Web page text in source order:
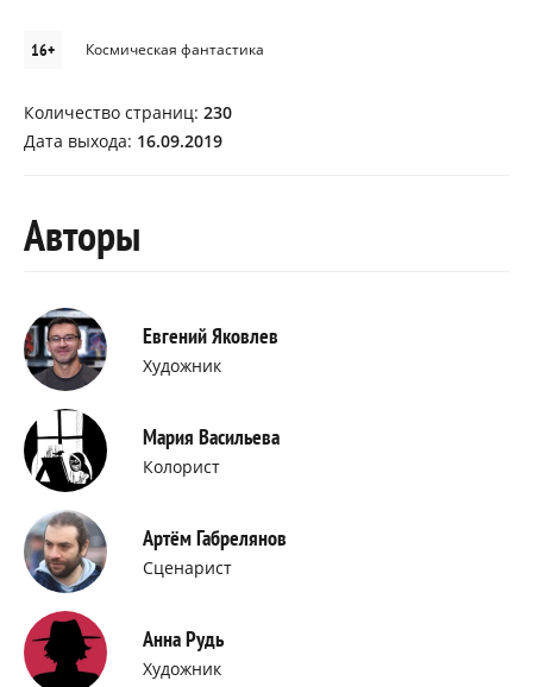
16+ Космическая фантастика
Количество страниц: 230
Дата выхода: 16.09.2019
Авторы
Евгений Яковлев
Художник
Мария Васильева
Колорист
Артём Габрелянов
Сценарист
Анна Рудь
Художник